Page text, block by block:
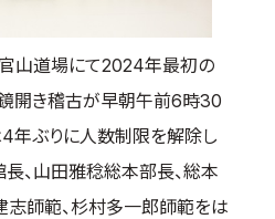
からのお知らせ
大会
記録
規則
のご案内
官山道場にて2024年最初の
開き稽古が早朝午前6時30
年ぶりに人数制限を解除し
、山田雅稔総本部長、総本
志師範、杉村多一郎師範をは